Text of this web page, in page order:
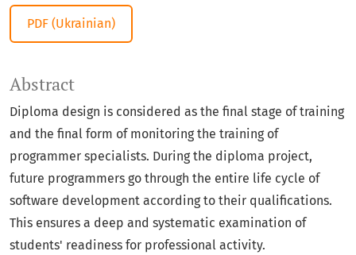
PDF (Ukrainian)
Abstract
Diploma design is considered as the final stage of training
and the final form of monitoring the training of
programmer specialists. During the diploma project,
future programmers go through the entire life cycle of
software development according to their qualifications.
This ensures a deep and systematic examination of
students' readiness for professional activity.